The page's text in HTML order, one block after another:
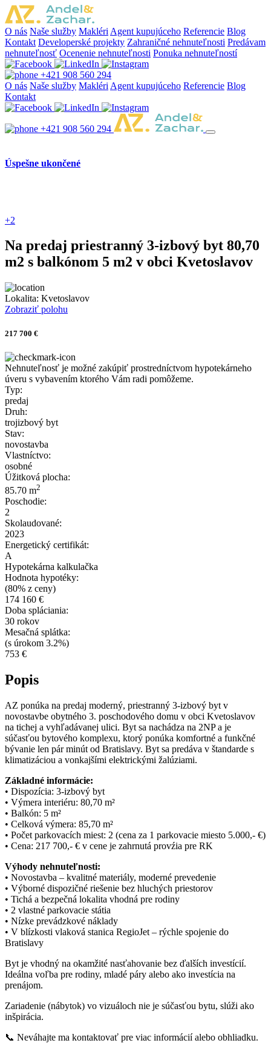
O nás Naše služby Makléri Agent kupujúceho Referencie Blog
Kontakt Developerské projekty Zahraničné nehnuteľnosti Predávam
nehnuteľnosť Ocenenie nehnuteľnosti Ponuka nehnuteľností
+421 908 560 294
O nás Naše služby Makléri Agent kupujúceho Referencie Blog
Kontakt
+421 908 560 294
Úspešne ukončené
+2
Na predaj priestranný 3-izbový byt 80,70
m2 s balkónom 5 m2 v obci Kvetoslavov
Lokalita: Kvetoslavov
Zobraziť polohu
217 700 €
Nehnuteľnosť je možné zakúpiť prostredníctvom hypotekárneho
úveru s vybavením ktorého Vám radi pomôžeme.
Typ:
predaj
Druh:
trojizbový byt
Stav:
novostavba
Vlastníctvo:
osobné
Úžitková plocha:
85.70 m2
Poschodie:
2
Skolaudované:
2023
Energetický certifikát:
A
Hypotekárna kalkulačka
Hodnota hypotéky:
(80% z ceny)
174 160 €
Doba spláciania:
30 rokov
Mesačná splátka:
(s úrokom 3.2%)
753 €
Popis
AZ ponúka na predaj moderný, priestranný 3-izbový byt v
novostavbe obytného 3. poschodového domu v obci Kvetoslavov
na tichej a vyhľadávanej ulici. Byt sa nachádza na 2NP a je
súčasťou bytového komplexu, ktorý ponúka komfortné a funkčné
bývanie len pár minút od Bratislavy. Byt sa predáva v štandarde s
klimatizáciou a vonkajšími elektrickými žalúziami.
Základné informácie:
• Dispozícia: 3-izbový byt
• Výmera interiéru: 80,70 m²
• Balkón: 5 m²
• Celková výmera: 85,70 m²
• Počet parkovacích miest: 2 (cena za 1 parkovacie miesto 5.000,- €)
• Cena: 217 700,- € v cene je zahrnutá provźia pre RK
Výhody nehnuteľnosti:
• Novostavba – kvalitné materiály, moderné prevedenie
• Výborné dispozičné riešenie bez hluchých priestorov
• Tichá a bezpečná lokalita vhodná pre rodiny
• 2 vlastné parkovacie státia
• Nízke prevádzkové náklady
• V blízkosti vlaková stanica RegioJet – rýchle spojenie do
Bratislavy
Byt je vhodný na okamžité nasťahovanie bez ďalších investícií.
Ideálna voľba pre rodiny, mladé páry alebo ako investícia na
prenájom.
Zariadenie (nábytok) vo vizuáloch nie je súčasťou bytu, slúži ako
inšpirácia.
📞 Neváhajte ma kontaktovať pre viac informácií alebo obhliadku.